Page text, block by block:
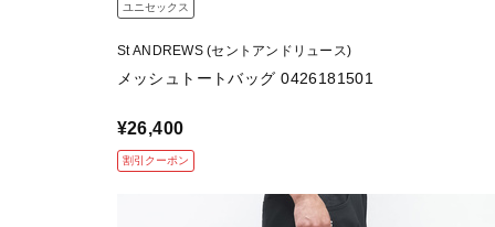
ユニセックス
St ANDREWS (セントアンドリュース)
メッシュトートバッグ 0426181501
¥26,400
割引クーポン